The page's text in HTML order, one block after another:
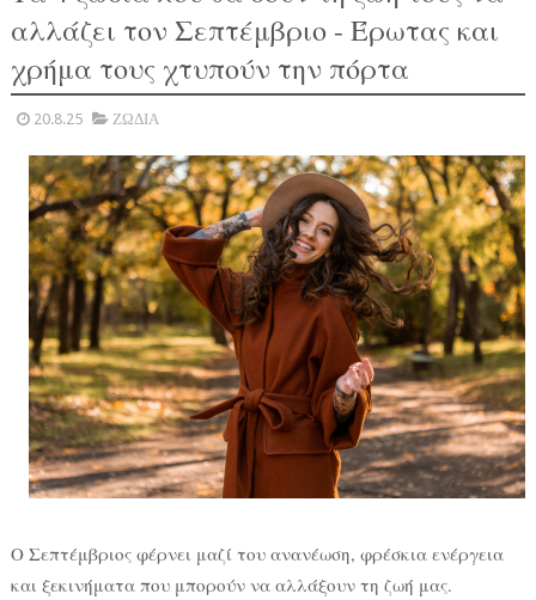
αλλάζει τον Σεπτέμβριο - Έρωτας και
χρήμα τους χτυπούν την πόρτα
20.8.25 ΖΩΔΙΑ
Ο Σεπτέμβριος φέρνει μαζί του ανανέωση, φρέσκια ενέργεια
και ξεκινήματα που μπορούν να αλλάξουν τη ζωή μας.